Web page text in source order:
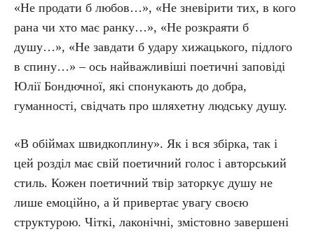
«Не продати б любов…», «Не зневірити тих, в кого
рана чи хто має ранку…», «Не розкраяти б
душу…», «Не завдати б удару хижацького, підлого
в спину…» – ось найважливіші поетичні заповіді
Юлії Бондючної, які спонукають до добра,
гуманності, свідчать про шляхетну людську душу.
«В обіймах швидкоплину». Як і вся збірка, так і
цей розділ має свій поетичний голос і авторський
стиль. Кожен поетичний твір заторкує душу не
лише емоційно, а й привертає увагу своєю
структурою. Чіткі, лаконічні, змістовно завершені